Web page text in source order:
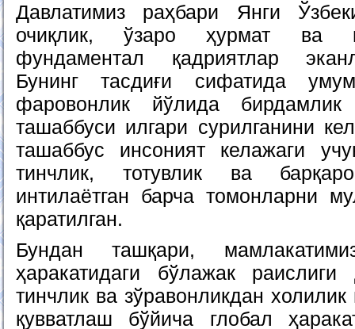
Давлатимиз раҳбари Янги
очиқлик, ўзаро ҳурмат ва
фундаментал қадриятлар
Бунинг тасдиғи сифатида
фаровонлик йўлида
ташаббуси илгари сурилганини
ташаббус инсоният келажаги
тинчлик, тотувлик ва
интилаётган барча томонларни
қаратилган.
Бундан ташқари,
ҳаракатидаги бўлажак раислиги
тинчлик ва зўравонликдан
қувватлаш бўйича глобал